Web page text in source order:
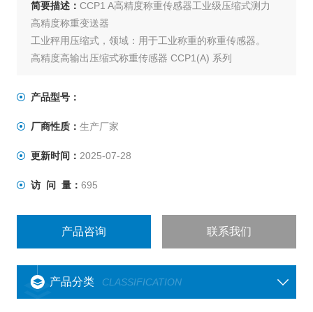
简要描述： CCP1 A高精度称重传感器工业级压缩式测力
高精度称重变送器
工业秤用压缩式，领域：用于工业称重的称重传感器。
高精度高输出压缩式称重传感器 CCP1(A) 系列
产品型号：
厂商性质： 生产厂家
更新时间： 2025-07-28
访 问 量： 695
产品咨询 联系我们
产品分类 CLASSIFICATION